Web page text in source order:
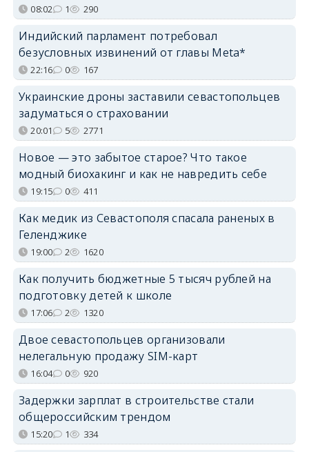
08:02 1 290
Индийский парламент потребовал
безусловных извинений от главы Meta*
22:16 0 167
Украинские дроны заставили севастопольцев
задуматься о страховании
20:01 5 2771
Новое — это забытое старое? Что такое
модный биохакинг и как не навредить себе
19:15 0 411
Как медик из Севастополя спасала раненых в
Геленджике
19:00 2 1620
Как получить бюджетные 5 тысяч рублей на
подготовку детей к школе
17:06 2 1320
Двое севастопольцев организовали
нелегальную продажу SIM-карт
16:04 0 920
Задержки зарплат в строительстве стали
общероссийским трендом
15:20 1 334